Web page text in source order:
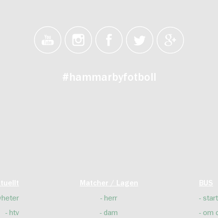
#hammarbyfotboll
htv
Matcher / Lagen
herr
dam
BUS
start
om